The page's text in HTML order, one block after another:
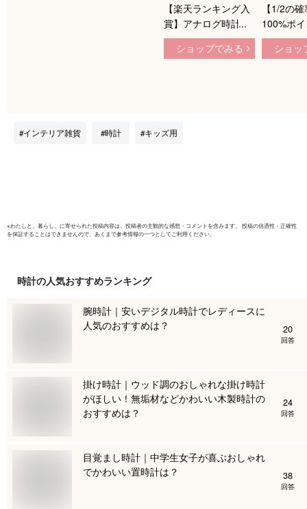
【楽天ランキング入
賞】アナログ時計 電
波 ウォールクロック
壁掛け時計 モダン
すい 静音 コルク調
ショップでみる
【1/2の
100%ポ
ク】＼成
知育時
ショッ
インテリア雑貨 時計 キッズ用
※わたしと、暮らし。 に寄せられた投稿内容は、投稿者の主観的な感想・コメントを含みます。 投稿の信憑性・正確性
を保証することはできませんので、あくまで参考情報の一つとしてご利用ください。
時計の人気おすすめランキング
腕時計｜安いデジタル時計でレディースに
人気のおすすめは？
20
回答
掛け時計｜ウッド調のおしゃれな掛け時計
がほしい！無垢材などかわいい木製時計の
おすすめは？
24
回答
目覚まし時計｜中学生女子が喜ぶおしゃれ
でかわいい置時計は？
38
回答